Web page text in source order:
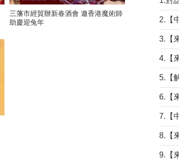
三藩市經貿辦新春酒會 邀香港魔術師
助慶迎兔年
4.【